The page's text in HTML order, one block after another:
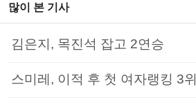
많이 본 기사
김은지, 목진석 잡고 2연승
스미레, 이적 후 첫 여자랭킹 3위